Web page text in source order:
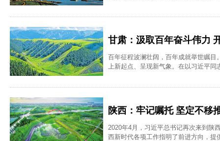
甘肃：汲取百年奋斗伟力
百年征程波澜壮阔，百年成就举世瞩
上新起点、呈现新气象。在以习近平
陕西：牢记嘱托 坚定不移
2020年4月，习近平总书记再次来到陕
西新时代各项工作指明了前进方向，提